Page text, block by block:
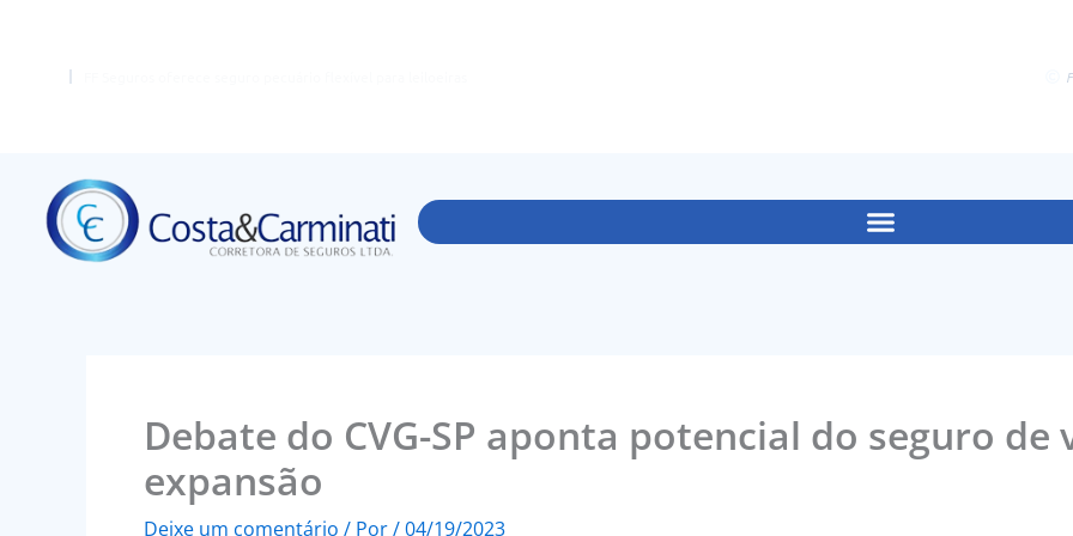
Debate do CVG-SP aponta potencial do seguro de
expansão
Deixe um comentário / Por/04/19/2023